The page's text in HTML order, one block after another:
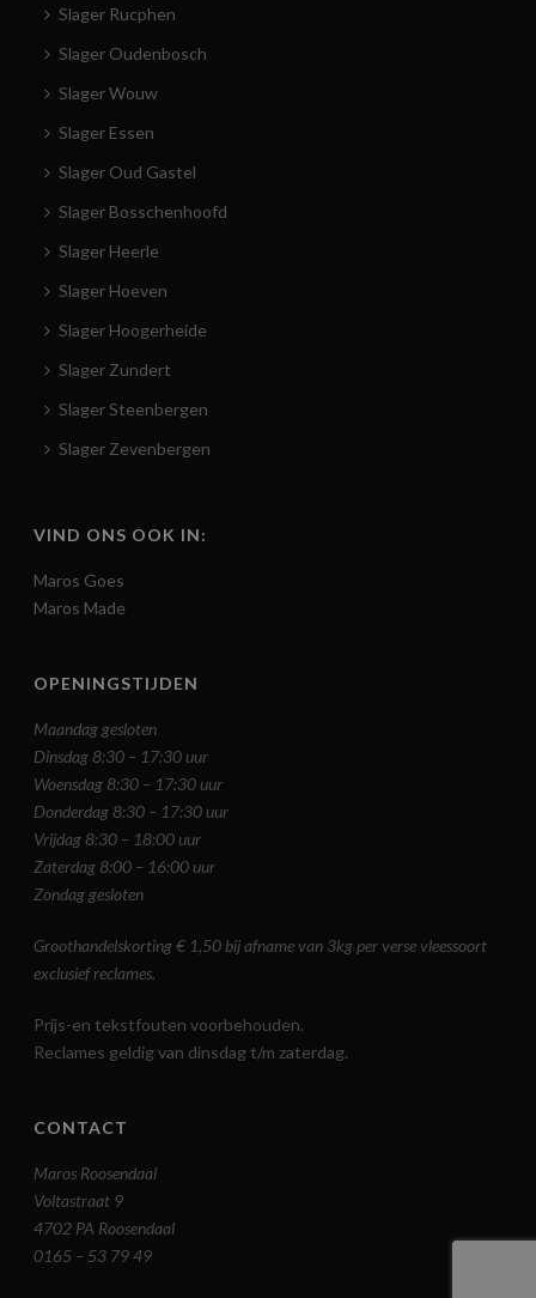
Slager Rucphen
Slager Oudenbosch
Slager Wouw
Slager Essen
Slager Oud Gastel
Slager Bosschenhoofd
Slager Heerle
Slager Hoeven
Slager Hoogerheide
Slager Zundert
Slager Steenbergen
Slager Zevenbergen
VIND ONS OOK IN:
Maros Goes
Maros Made
OPENINGSTIJDEN
Maandag gesloten
Dinsdag 8:30 – 17:30 uur
Woensdag 8:30 – 17:30 uur
Donderdag 8:30 – 17:30 uur
Vrijdag 8:30 – 18:00 uur
Zaterdag 8:00 – 16:00 uur
Zondag gesloten
Groothandelskorting € 1,50 bij afname van 3kg per verse vleessoort
exclusief reclames.
Prijs-en tekstfouten voorbehouden.
Reclames geldig van dinsdag t/m zaterdag.
CONTACT
Maros Roosendaal
Voltastraat 9
4702 PA Roosendaal
0165 – 53 79 49